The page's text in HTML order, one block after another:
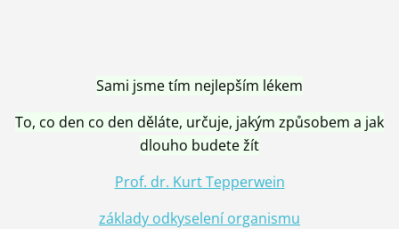
Sami jsme tím nejlepším lékem
To, co den co den děláte, určuje, jakým způsobem a jak
dlouho budete žít
Prof. dr. Kurt Tepperwein
základy odkyselení organismu